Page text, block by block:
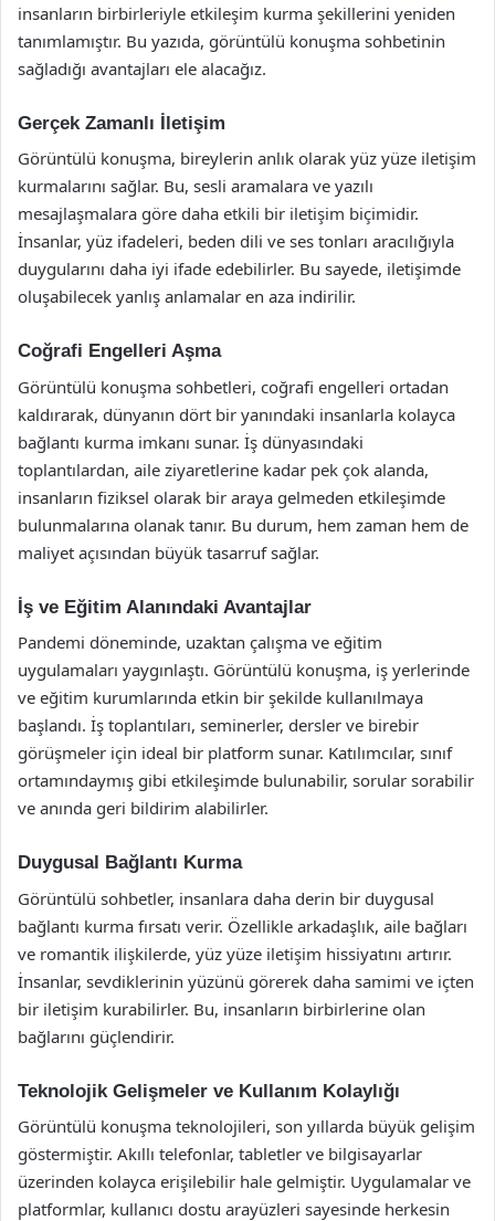
insanların birbirleriyle etkileşim kurma şekillerini yeniden
tanımlamıştır. Bu yazıda, görüntülü konuşma sohbetinin
sağladığı avantajları ele alacağız.
Gerçek Zamanlı İletişim
Görüntülü konuşma, bireylerin anlık olarak yüz yüze iletişim
kurmalarını sağlar. Bu, sesli aramalara ve yazılı
mesajlaşmalara göre daha etkili bir iletişim biçimidir.
İnsanlar, yüz ifadeleri, beden dili ve ses tonları aracılığıyla
duygularını daha iyi ifade edebilirler. Bu sayede, iletişimde
oluşabilecek yanlış anlamalar en aza indirilir.
Coğrafi Engelleri Aşma
Görüntülü konuşma sohbetleri, coğrafi engelleri ortadan
kaldırarak, dünyanın dört bir yanındaki insanlarla kolayca
bağlantı kurma imkanı sunar. İş dünyasındaki
toplantılardan, aile ziyaretlerine kadar pek çok alanda,
insanların fiziksel olarak bir araya gelmeden etkileşimde
bulunmalarına olanak tanır. Bu durum, hem zaman hem de
maliyet açısından büyük tasarruf sağlar.
İş ve Eğitim Alanındaki Avantajlar
Pandemi döneminde, uzaktan çalışma ve eğitim
uygulamaları yaygınlaştı. Görüntülü konuşma, iş yerlerinde
ve eğitim kurumlarında etkin bir şekilde kullanılmaya
başlandı. İş toplantıları, seminerler, dersler ve birebir
görüşmeler için ideal bir platform sunar. Katılımcılar, sınıf
ortamındaymış gibi etkileşimde bulunabilir, sorular sorabilir
ve anında geri bildirim alabilirler.
Duygusal Bağlantı Kurma
Görüntülü sohbetler, insanlara daha derin bir duygusal
bağlantı kurma fırsatı verir. Özellikle arkadaşlık, aile bağları
ve romantik ilişkilerde, yüz yüze iletişim hissiyatını artırır.
İnsanlar, sevdiklerinin yüzünü görerek daha samimi ve içten
bir iletişim kurabilirler. Bu, insanların birbirlerine olan
bağlarını güçlendirir.
Teknolojik Gelişmeler ve Kullanım Kolaylığı
Görüntülü konuşma teknolojileri, son yıllarda büyük gelişim
göstermiştir. Akıllı telefonlar, tabletler ve bilgisayarlar
üzerinden kolayca erişilebilir hale gelmiştir. Uygulamalar ve
platformlar, kullanıcı dostu arayüzleri sayesinde herkesin